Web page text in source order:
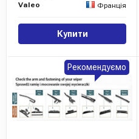
Valeo
Франція
Купити
Рекомендуємо